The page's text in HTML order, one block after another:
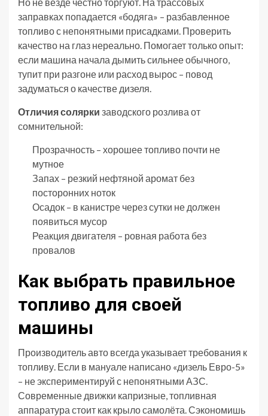
заправках попадается «бодяга» – разбавленное
топливо с непонятными присадками. Проверить
качество на глаз нереально. Помогает только опыт:
если машина начала дымить сильнее обычного,
тупит при разгоне или расход вырос – повод
задуматься о качестве дизеля.
Отличия солярки заводского розлива от
сомнительной:
Прозрачность – хорошее топливо почти не
мутное
Запах – резкий нефтяной аромат без
посторонних ноток
Осадок – в канистре через сутки не должен
появиться мусор
Реакция двигателя – ровная работа без
провалов
Как выбрать правильное
топливо для своей
машины
Производитель авто всегда указывает требования к
топливу. Если в мануале написано «дизель Евро-5»
– не экспериментируй с непонятными АЗС.
Современные движки капризные, топливная
аппаратура стоит как крыло самолёта. Сэкономишь